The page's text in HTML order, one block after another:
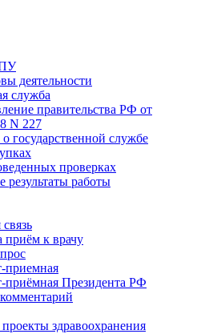
деятельности
служба
правительства РФ от
N 227
государственной службе
проверках
результаты работы
приём к врачу
приемная
приёмная Президента РФ
здравоохранения